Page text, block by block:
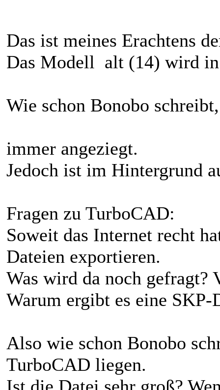
Das ist meines Erachtens
Das Modell alt (14) wird
Wie schon Bonobo
immer angeziegt.
Jedoch ist im Hintergrund
Fragen zu TurboCAD:
Soweit das Internet recht
Dateien exportieren.
Was wird da noch gefragt?
Warum ergibt es eine
Also wie schon Bonobo
TurboCAD liegen.
Ist die Datei sehr groß?